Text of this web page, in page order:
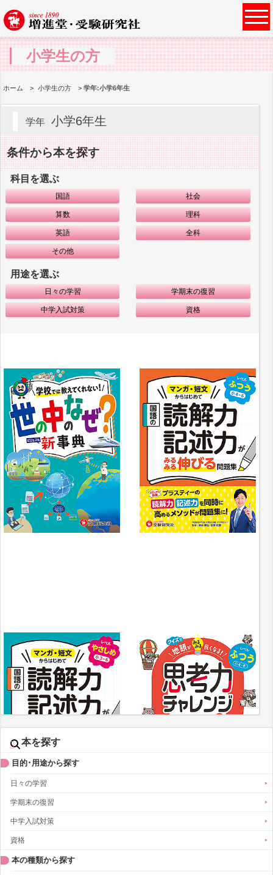
小学生の方
ホーム 小学生の方 学年:小学6年生
本を探す
目的･用途から探す
日々の学習
学期末の復習
中学入試対策
資格
本の種類から探す
学年 小学6年生
条件から本を探す
科目を選ぶ
国語 社会
算数 理科
英語 全科
その他
用途を選ぶ
日々の学習 学期末の復習
中学入試対策 資格